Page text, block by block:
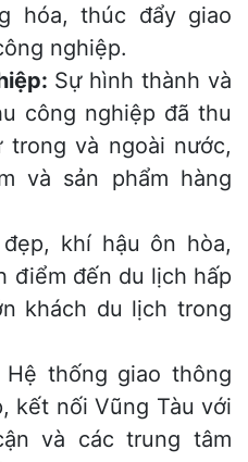
hóa, thúc đẩy giao
nghiệp.
Sự hình thành và
công nghiệp đã thu
và ngoài nước,
và sản phẩm hàng
khí hậu ôn hòa,
điểm đến du lịch hấp
khách du lịch trong
Hệ thống giao thông
kết nối Vũng Tàu với
và các trung tâm